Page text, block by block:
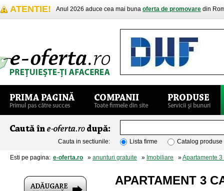
ATENTIE! Anul 2026 aduce cea mai buna oferta de promovare din
Cauta in sectiunile: Lista firme Catalog produse
Esti pe pagina: e-oferta.ro » anunturi gratuite » Imobiliare »Apartamente 3
APARTAMENT 3